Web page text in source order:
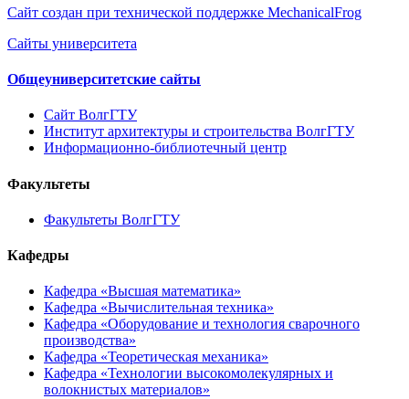
Сайт создан при технической поддержке MechanicalFrog
Сайты университета
Общеуниверситетские сайты
Сайт ВолгГТУ
Институт архитектуры и строительства ВолгГТУ
Информационно-библиотечный центр
Факультеты
Факультеты ВолгГТУ
Кафедры
Кафедра «Высшая математика»
Кафедра «Вычислительная техника»
Кафедра «Оборудование и технология сварочного
производства»
Кафедра «Теоретическая механика»
Кафедра «Технологии высокомолекулярных и
волокнистых материалов»